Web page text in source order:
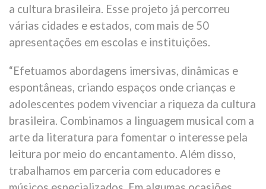
a cultura brasileira. Esse projeto já percorreu
várias cidades e estados, com mais de 50
apresentações em escolas e instituições.
“Efetuamos abordagens imersivas, dinâmicas e
espontâneas, criando espaços onde crianças e
adolescentes podem vivenciar a riqueza da cultura
brasileira. Combinamos a linguagem musical com a
arte da literatura para fomentar o interesse pela
leitura por meio do encantamento. Além disso,
trabalhamos em parceria com educadores e